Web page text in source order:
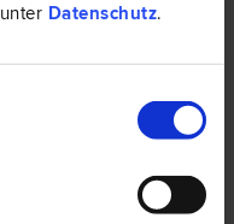
Datenschutz.
Vorsicht Urheberrecht!
eines Freundes bei
das Urheberrecht anderer